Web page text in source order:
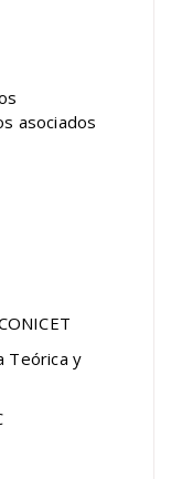
asociados
Teórica y